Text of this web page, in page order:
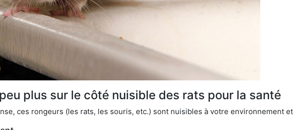
plus sur le côté nuisible des rats pour la santé
ces rongeurs (les rats, les souris, etc.) sont nuisibles à votre environnement